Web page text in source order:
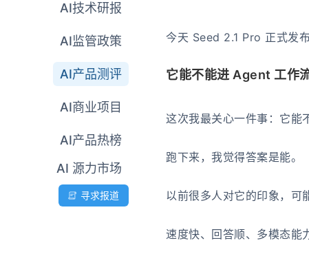
AI技术研报
AI监管政策
AI产品测评
AI商业项目
AI产品热榜
AI 源力市场
寻求报道
今天 Seed 2.1 Pro 正式发
它能不能进 Agent 工作流
这次我最关心一件事：它能
跑下来，我觉得答案是能。
以前很多人对它的印象，可
速度快、回答顺、多模态能